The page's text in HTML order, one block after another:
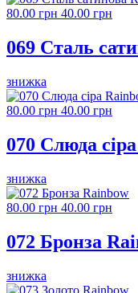
80.00 грн 40.00 грн
069 Сталь
знижка
80.00 грн 40.00 грн
070 Слюда
знижка
80.00 грн 40.00 грн
072 Бронза
знижка